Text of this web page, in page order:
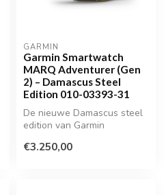
GARMIN
Garmin Smartwatch
MARQ Adventurer (Gen
2) – Damascus Steel
Edition 010-03393-31
De nieuwe Damascus steel
edition van Garmin
€3.250,00